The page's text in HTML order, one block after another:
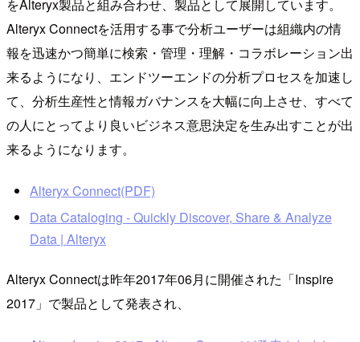
をAlteryx製品と組み合わせ、製品として展開しています。
Alteryx Connectを活用する事で分析ユーザーは組織内の情
報を迅速かつ簡単に検索・管理・理解・コラボレーション出
来るようになり、エンドツーエンドの分析プロセスを加速し
て、分析生産性と情報ガバナンスを大幅に向上させ、すべて
の人にとってより良いビジネス意思決定を生み出すことが出
来るようになります。
Alteryx Connect(PDF)
Data Cataloging - Quickly Discover, Share & Analyze
Data | Alteryx
Alteryx Connectは昨年2017年06月に開催された「Inspire
2017」で製品として発表され、